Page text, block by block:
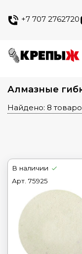
+7 707 2762720
Алмазные
Найдено: 8
В наличии
Арт. 75925